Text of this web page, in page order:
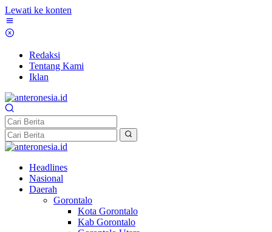
Lewati ke konten
Redaksi
Tentang Kami
Iklan
Headlines
Nasional
Daerah
Gorontalo
Kota Gorontalo
Kab Gorontalo